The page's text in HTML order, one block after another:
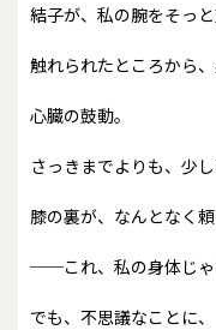
結子が、私の腕をそっと
触れられたところから
心臓の鼓動。
さっきまでよりも、少
膝の裏が、なんとなく頼
──これ、私の身体じゃ
でも、不思議なことに